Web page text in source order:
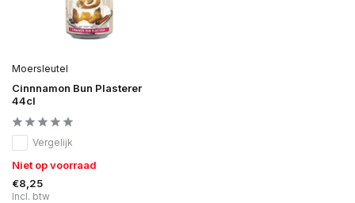
Moersleutel
Cinnnamon Bun Plasterer
44cl
Vergelijk
Niet op voorraad
€8,25
Incl. btw